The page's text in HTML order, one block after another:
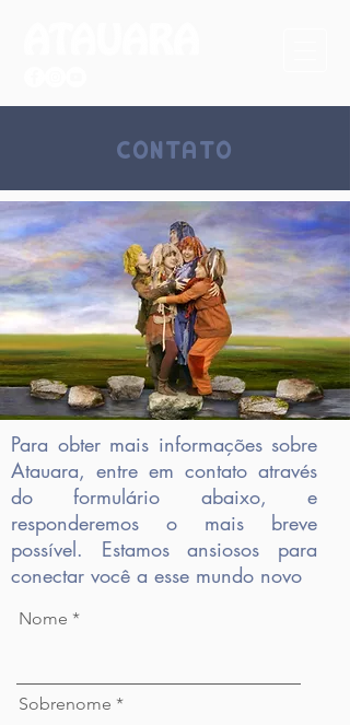
CONTATO
Para obter mais informações sobre
Atauara, entre em contato através
do formulário abaixo, e
responderemos o mais breve
possível. Estamos ansiosos para
conectar você a esse mundo novo
Nome
Sobrenome